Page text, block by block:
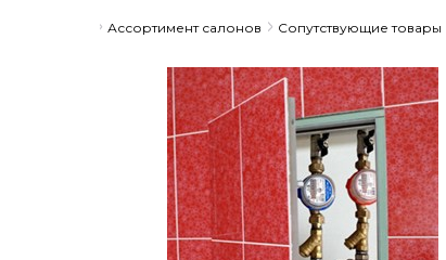
Ассортимент салонов Сопутствующие товары